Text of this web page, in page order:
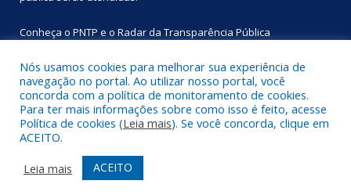
Conheça o PNTP e o Radar da Transparência Pública
Todos os direitos reservados a Prefeitura Municipal de
Primavera.
Mapa do Site
Acessar Área Administrativa
Acessar Webmail
Nós usamos cookies para melhorar sua experiência de
navegação no portal. Ao utilizar nosso portal, você
concorda com a política de monitoramento de cookies.
Para ter mais informações sobre como isso é feito, acesse
Política de cookies (Leia mais). Se você concorda, clique em
ACEITO.
Leia mais
ACEITO